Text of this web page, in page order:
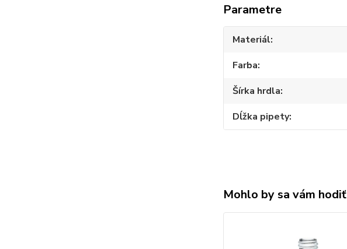
Parametre
Materiál
Farba
Šírka hrdla
Dĺžka pipety
Mohlo by sa vám hodiť